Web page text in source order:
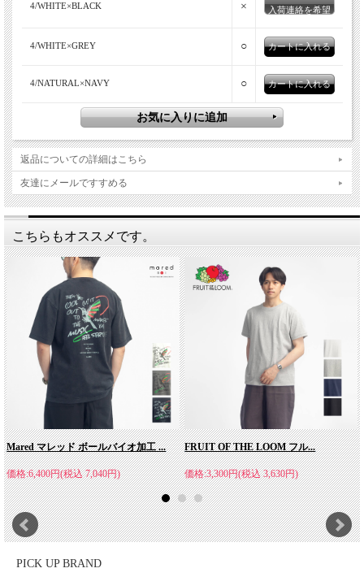
4/WHITE×BLACK × 入荷連絡を希望
4/WHITE×GREY ○
4/NATURAL×NAVY ○
返品についての詳細はこちら
友達にメールですすめる
こちらもオススメです。
Mared マレッド ボールバイオ加工 ...
価格:6,400円(税込 7,040円)
FRUIT OF THE LOOM フル...
価格:3,300円(税込 3,630円)
PICK UP BRAND